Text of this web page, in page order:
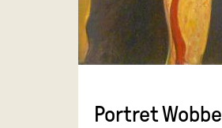
Portret Wobbe